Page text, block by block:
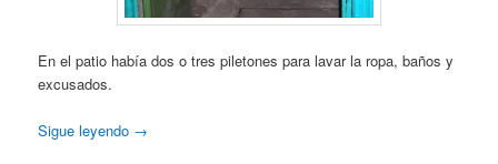
En el patio había dos o tres piletones para lavar la ropa, baños y
excusados.
Sigue leyendo →